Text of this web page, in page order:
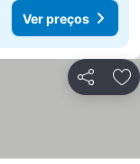
Ver preços
Partilhar